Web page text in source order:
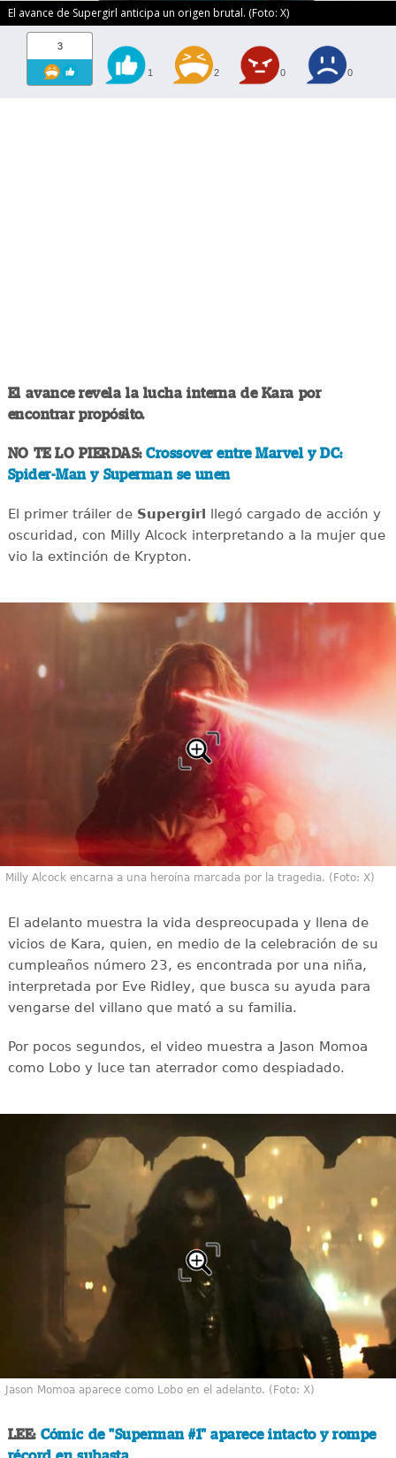
El avance de Supergirl anticipa un origen brutal. (Foto: X)
3
1 2 0 0
El avance revela la lucha interna de Kara por
encontrar propósito.
NO TE LO PIERDAS:Crossover entre Marvel y DC:
Spider-Man y Superman se unen
El primer tráiler deSupergirl llegó cargado de acción y
oscuridad, con Milly Alcock interpretando a la mujer que
vio la extinción de Krypton.
Milly Alcock encarna a una heroína marcada por la tragedia. (Foto: X)
El adelanto muestra la vida despreocupada y llena de
vicios de Kara, quien, en medio de la celebración de su
cumpleaños número 23, es encontrada por una niña,
interpretada por Eve Ridley, que busca su ayuda para
vengarse del villano que mató a su familia.
Por pocos segundos, el video muestra a Jason Momoa
como Lobo y luce tan aterrador como despiadado.
Jason Momoa aparece como Lobo en el adelanto. (Foto: X)
LEE: Cómic de "Superman #1" aparece intacto y rompe